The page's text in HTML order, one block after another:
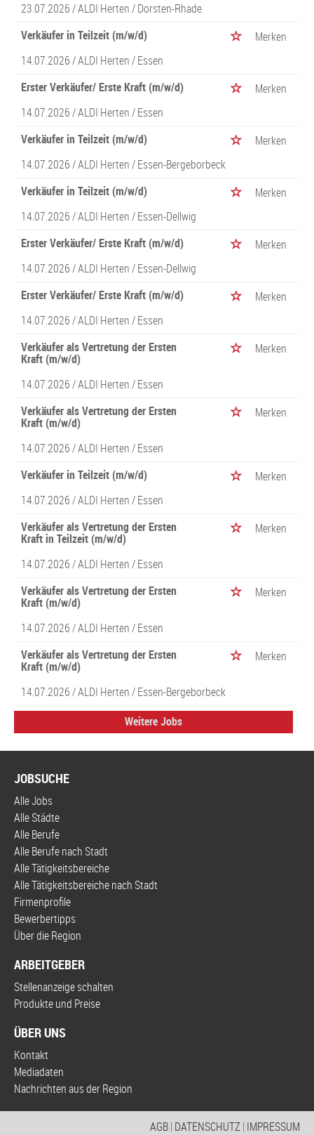
23.07.2026 /ALDI Herten/ Dorsten-Rhade
Verkäufer in Teilzeit (m/w/d)
Merken
14.07.2026 /ALDI Herten/ Essen
Erster Verkäufer/ Erste Kraft (m/w/d)
Merken
14.07.2026 /ALDI Herten/ Essen
Verkäufer in Teilzeit (m/w/d)
Merken
14.07.2026 /ALDI Herten/ Essen-Bergeborbeck
Verkäufer in Teilzeit (m/w/d)
Merken
14.07.2026 /ALDI Herten/ Essen-Dellwig
Erster Verkäufer/ Erste Kraft (m/w/d)
Merken
14.07.2026 /ALDI Herten/ Essen-Dellwig
Erster Verkäufer/ Erste Kraft (m/w/d)
Merken
14.07.2026 /ALDI Herten/ Essen
Verkäufer als Vertretung der Ersten
Kraft (m/w/d)
Merken
14.07.2026 /ALDI Herten/ Essen
Verkäufer als Vertretung der Ersten
Kraft (m/w/d)
Merken
14.07.2026 /ALDI Herten/ Essen
Verkäufer in Teilzeit (m/w/d)
Merken
14.07.2026 /ALDI Herten/ Essen
Verkäufer als Vertretung der Ersten
Kraft in Teilzeit (m/w/d)
Merken
14.07.2026 /ALDI Herten/ Essen
Verkäufer als Vertretung der Ersten
Kraft (m/w/d)
Merken
14.07.2026 /ALDI Herten/ Essen
Verkäufer als Vertretung der Ersten
Kraft (m/w/d)
Merken
14.07.2026 /ALDI Herten/ Essen-Bergeborbeck
Weitere Jobs
JOBSUCHE
Alle Jobs
Alle Städte
Alle Berufe
Alle Berufe nach Stadt
Alle Tätigkeitsbereiche
Alle Tätigkeitsbereiche nach Stadt
Firmenprofile
Bewerbertipps
Über die Region
ARBEITGEBER
Stellenanzeige schalten
Produkte und Preise
ÜBER UNS
Kontakt
Mediadaten
Nachrichten aus der Region
AGB| DATENSCHUTZ| IMPRESSUM